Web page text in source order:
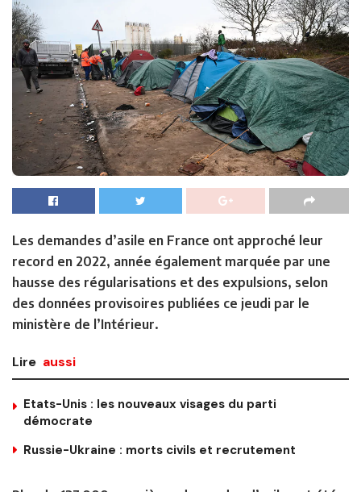
Les demandes d’asile en France ont approché leur
record en 2022, année également marquée par une
hausse des régularisations et des expulsions, selon
des données provisoires publiées ce jeudi par le
ministère de l’Intérieur.
Lire aussi
Etats-Unis : les nouveaux visages du parti
démocrate
Russie-Ukraine : morts civils et recrutement